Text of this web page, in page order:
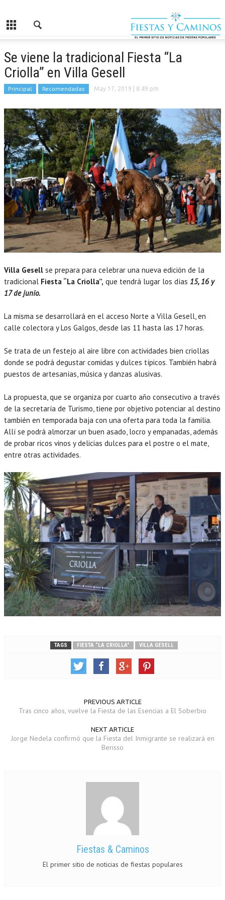
Se viene la tradicional Fiesta “La
Criolla” en Villa Gesell
Principal Recomendadas May 17, 2019 | 8:49 pm
Villa Gesell se prepara para celebrar una nueva edición de la
tradicional Fiesta “La Criolla”, que tendrá lugar los días 15, 16 y
17 de junio.
La misma se desarrollará en el acceso Norte a Villa Gesell, en
calle colectora y Los Galgos, desde las 11 hasta las 17 horas.
Se trata de un festejo al aire libre con actividades bien criollas
donde se podrá degustar comidas y dulces típicos. También habrá
puestos de artesanías, música y danzas alusivas.
La propuesta, que se organiza por cuarto año consecutivo a través
de la secretaría de Turismo, tiene por objetivo potenciar al destino
también en temporada baja con una oferta para toda la familia.
Allí se podrá almorzar un buen asado, locro y empanadas, además
de probar ricos vinos y delicias dulces para el postre o el mate,
entre otras actividades.
TAGS FIESTA “LA CRIOLLA” VILLA GESELL
PREVIOUS ARTICLE
Tras cinco años, vuelve la Fiesta de las Esencias a El Soberbio
NEXT ARTICLE
Jorge Nedela confirmó que la Fiesta del Inmigrante se realizará en
Berisso
Fiestas & Caminos
El primer sitio de noticias de fiestas populares